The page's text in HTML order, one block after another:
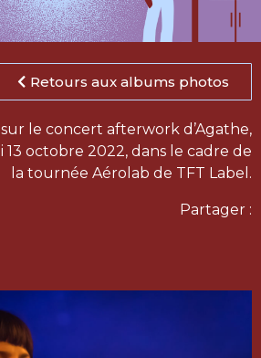
Retours aux albums photos
le concert afterwork d’Agathe,
octobre 2022, dans le cadre de
la tournée Aérolab de TFT Label.
Partager :